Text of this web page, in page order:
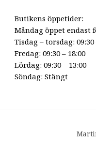
Butikens öppetider:
Måndag öppet endast
Tisdag – torsdag: 09:30
Fredag: 09:30 – 18:00
Lördag: 09:30 – 13:00
Söndag: Stängt